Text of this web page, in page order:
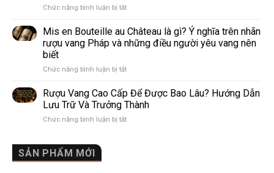
thế
Nhau
Thế
Nào?
So
Dễ
Hiểu
Người
Chức năng bình luận bị tắtở
và
Lalande
de
Điểm
khác
nhau
vì
Mis en Bouteille au Château là gì? Ý nghĩa trên nhãn
rượu vang Pháp và những điều người yêu vang nên
biết
Chức năng bình luận bị tắtở
en
Bouteille
au
Château
Rượu Vang Cao Cấp Để Được Bao Lâu? Hướng Dẫn
Lưu Trữ Và Trưởng Thành
Chức năng bình luận bị tắtở
SẢN PHẨM MỚI